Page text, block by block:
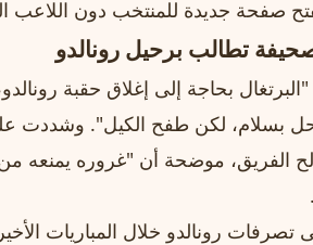
صفحة جديدة للمنتخب دون اللاعب
تطالب برحيل رونالدو
بحاجة إلى إغلاق حقبة
الفريق، موضحة أن "غروره يمنعه
رونالدو خلال المباريات